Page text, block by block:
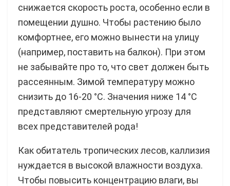
снижается скорость роста, особенно если в
помещении душно. Чтобы растению было
комфортнее, его можно вынести на улицу
(например, поставить на балкон). При этом
не забывайте про то, что свет должен быть
рассеянным. Зимой температуру можно
снизить до 16-20 °C. Значения ниже 14 °C
представляют смертельную угрозу для
всех представителей рода!
Как обитатель тропических лесов, каллизия
нуждается в высокой влажности воздуха.
Чтобы повысить концентрацию влаги, вы